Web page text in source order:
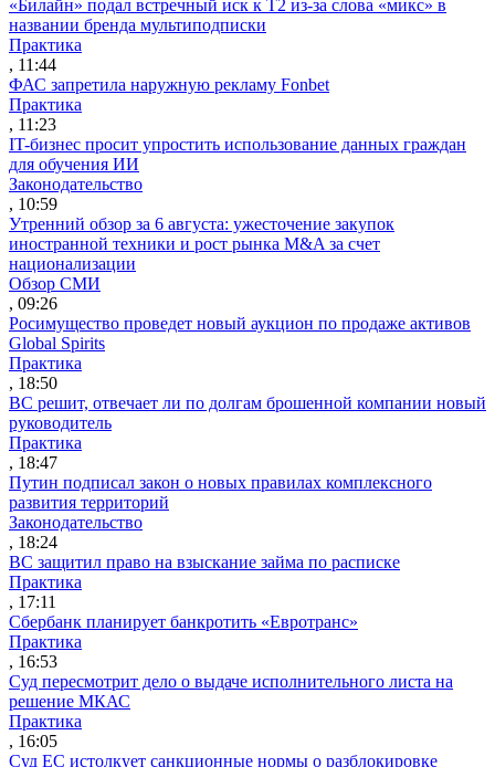
«Билайн» подал встречный иск к Т2 из-за слова «микс» в
названии бренда мультиподписки
Практика
, 11:44
ФАС запретила наружную рекламу Fonbet
Практика
, 11:23
IT-бизнес просит упростить использование данных граждан
для обучения ИИ
Законодательство
, 10:59
Утренний обзор за 6 августа: ужесточение закупок
иностранной техники и рост рынка M&A за счет
национализации
Обзор СМИ
, 09:26
Росимущество проведет новый аукцион по продаже активов
Global Spirits
Практика
, 18:50
ВС решит, отвечает ли по долгам брошенной компании новый
руководитель
Практика
, 18:47
Путин подписал закон о новых правилах комплексного
развития территорий
Законодательство
, 18:24
ВС защитил право на взыскание займа по расписке
Практика
, 17:11
Сбербанк планирует банкротить «Евротранс»
Практика
, 16:53
Суд пересмотрит дело о выдаче исполнительного листа на
решение МКАС
Практика
, 16:05
Суд ЕС истолкует санкционные нормы о разблокировке